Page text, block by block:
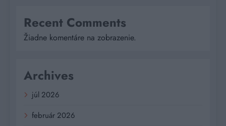
Recent Comments
Žiadne komentáre na zobrazenie.
Archives
júl 2026
február 2026